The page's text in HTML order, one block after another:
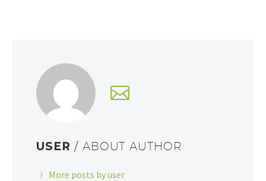
USER / ABOUT AUTHOR
More posts by user